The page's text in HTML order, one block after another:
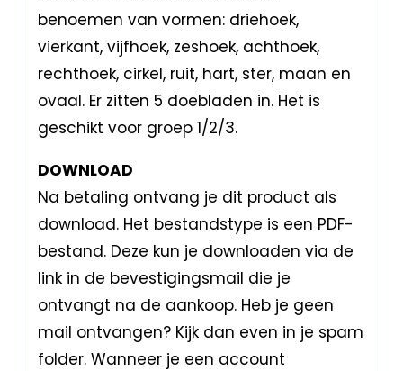
benoemen van vormen: driehoek,
vierkant, vijfhoek, zeshoek, achthoek,
rechthoek, cirkel, ruit, hart, ster, maan en
ovaal. Er zitten 5 doebladen in. Het is
geschikt voor groep 1/2/3.
DOWNLOAD
Na betaling ontvang je dit product als
download. Het bestandstype is een PDF-
bestand. Deze kun je downloaden via de
link in de bevestigingsmail die je
ontvangt na de aankoop. Heb je geen
mail ontvangen? Kijk dan even in je spam
folder. Wanneer je een account